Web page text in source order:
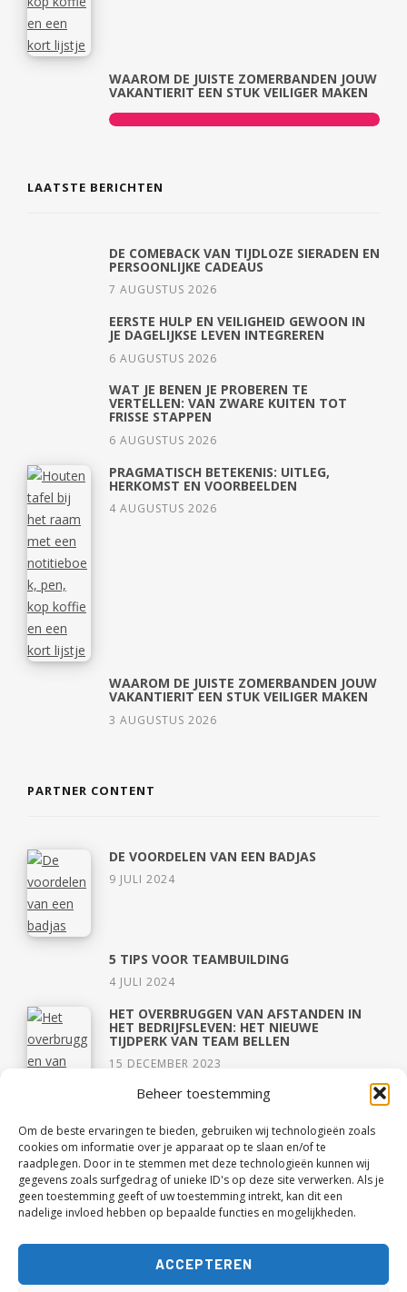
Beheer toestemming
Om de beste ervaringen te bieden, gebruiken wij technologieën zoals
cookies om informatie over je apparaat op te slaan en/of te
raadplegen. Door in te stemmen met deze technologieën kunnen wij
gegevens zoals surfgedrag of unieke ID's op deze site verwerken. Als je
geen toestemming geeft of uw toestemming intrekt, kan dit een
nadelige invloed hebben op bepaalde functies en mogelijkheden.
ACCEPTEREN
WAAROM DE JUISTE ZOMERBANDEN JOUW
VAKANTIERIT EEN STUK VEILIGER MAKEN
LAATSTE BERICHTEN
DE COMEBACK VAN TIJDLOZE SIERADEN EN
PERSOONLIJKE CADEAUS
7 AUGUSTUS 2026
EERSTE HULP EN VEILIGHEID GEWOON IN
JE DAGELIJKSE LEVEN INTEGREREN
6 AUGUSTUS 2026
WAT JE BENEN JE PROBEREN TE
VERTELLEN: VAN ZWARE KUITEN TOT
FRISSE STAPPEN
6 AUGUSTUS 2026
PRAGMATISCH BETEKENIS: UITLEG,
HERKOMST EN VOORBEELDEN
4 AUGUSTUS 2026
WAAROM DE JUISTE ZOMERBANDEN JOUW
VAKANTIERIT EEN STUK VEILIGER MAKEN
3 AUGUSTUS 2026
PARTNER CONTENT
DE VOORDELEN VAN EEN BADJAS
9 JULI 2024
5 TIPS VOOR TEAMBUILDING
4 JULI 2024
HET OVERBRUGGEN VAN AFSTANDEN IN
HET BEDRIJFSLEVEN: HET NIEUWE
TIJDPERK VAN TEAM BELLEN
15 DECEMBER 2023
CAPSULE WARDROBE OOK EEN GOED IDEE
VOOR TIENERS?